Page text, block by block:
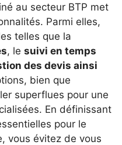
au secteur BTP met
Parmi elles,
telles que la
, le suivi en temps
des devis ainsi
bien que
superflues pour une
En définissant
pour le
vous évitez de vous